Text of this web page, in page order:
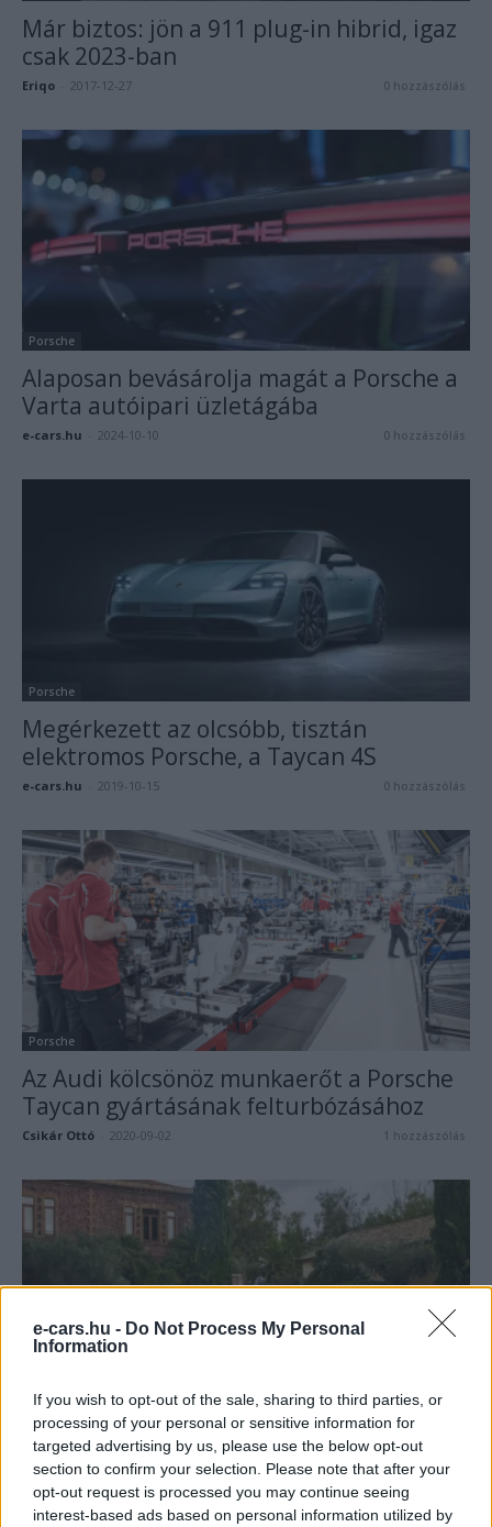
e-cars.hu - Do Not Process My Personal
Information
If you wish to opt-out of the sale, sharing to third parties, or
processing of your personal or sensitive information for
targeted advertising by us, please use the below opt-out
section to confirm your selection. Please note that after your
opt-out request is processed you may continue seeing
interest-based ads based on personal information utilized by
Már biztos: jön a 911 plug-in hibrid, igaz
csak 2023-ban
Eriqo 2017-12-27 0 hozzászólás
Porsche
Alaposan bevásárolja magát a Porsche a
Varta autóipari üzletágába
e-cars.hu 2024-10-10 0 hozzászólás
Porsche
Megérkezett az olcsóbb, tisztán
elektromos Porsche, a Taycan 4S
e-cars.hu 2019-10-15 0 hozzászólás
Porsche
Az Audi kölcsönöz munkaerőt a Porsche
Taycan gyártásának felturbózásához
Csikár Ottó 2020-09-02 1 hozzászólás
Porsche
Érkezik a GTS és Sport Turismo verzió a
Porsche Taycanból
e-cars.hu 2021-05-25 0 hozzászólás